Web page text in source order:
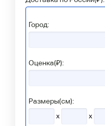
Город:
Оценка(₽):
Размеры(см):
x
x